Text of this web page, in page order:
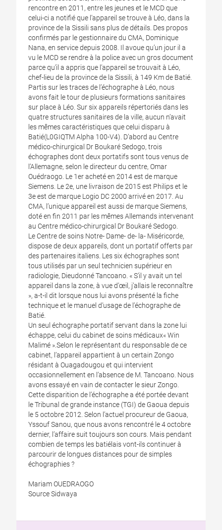
rencontre en 2011, entre les jeunes et le MCD que
celui-ci a notifié que l’appareil se trouve à Léo, dans la
province de la Sissili sans plus de détails. Des propos
confirmés par le gestionnaire du CMA, Dominique
Nana, en service depuis 2008. Il avoue qu’un jour il a
vu le MCD se rendre à la police avec un gros document
parce qu’il a appris que l’appareil se trouvait à Léo,
chef-lieu de la province de la Sissili, à 149 Km de Batié.
Partis sur les traces de l’échographe à Léo, nous
avons fait le tour de plusieurs formations sanitaires
sur place à Léo. Sur six appareils répertoriés dans les
quatre structures sanitaires de la ville, aucun n’avait
les mêmes caractéristiques que celui disparu à
Batié(L0GIQTM Alpha 100-V4). D’abord au Centre
médico-chirurgical Dr Boukaré Sedogo, trois
échographes dont deux portatifs sont tous venus de
l’Allemagne, selon le directeur du centre, Omar
Ouédraogo. Le 1er acheté en 2014 est de marque
Siemens. Le 2e, une livraison de 2015 est Philips et le
3e est de marque Logio DC 2000 arrivé en 2017. Au
CMA, l’unique appareil est aussi de marque Siemens,
doté en fin 2011 par les mêmes Allemands intervenant
au Centre médico-chirurgical Dr Boukaré Sedogo.
Le Centre de soins Notre- Dame- de- la- Miséricorde,
dispose de deux appareils, dont un portatif offerts par
des partenaires italiens. Les six échographes sont
tous utilisés par un seul technicien supérieur en
radiologie, Dieudonné Tancoano. « S’il y avait un tel
appareil dans la zone, à vue d’œil, j’allais le reconnaître
», a-t-il dit lorsque nous lui avons présenté la fiche
technique et le manuel d’usage de l’échographe de
Batié.
Un seul échographe portatif servant dans la zone lui
échappe, celui du cabinet de soins médicaux« Win
Malimé ».Selon le représentant du responsable de ce
cabinet, l’appareil appartient à un certain Zongo
résidant à Ouagadougou et qui intervient
occasionnellement en l’absence de M. Tancoano. Nous
avons essayé en vain de contacter le sieur Zongo.
Cette disparition de l’échographe a été portée devant
le Tribunal de grande instance (TGI) de Gaoua depuis
le 5 octobre 2012. Selon l’actuel procureur de Gaoua,
Yssouf Sanou, que nous avons rencontré le 4 octobre
dernier, l’affaire suit toujours son cours. Mais pendant
combien de temps les batiélais vont-ils continuer à
parcourir de longues distances pour de simples
échographies ?
Mariam OUEDRAOGO
Source Sidwaya